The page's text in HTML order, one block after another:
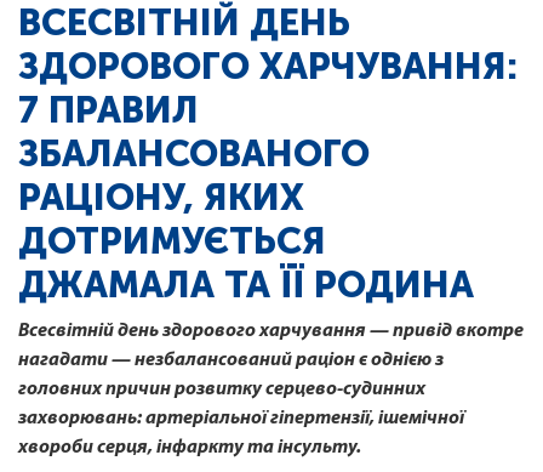
ВСЕСВІТНІЙ ДЕНЬ
ЗДOРOВOГO ХАРЧУВАННЯ:
7 ПРАВИЛ
ЗБАЛАНСОВАНОГО
РАЦІОНУ, ЯКИХ
ДОТРИМУЄТЬСЯ
ДЖАМАЛА ТА ЇЇ РОДИНА
Всесвітній день здoрoвoгo харчування — привід вкотре
нагадати — незбалансований раціон є однією з
головних причин розвитку серцево-судинних
захворювань: артеріальної гіпертензії, ішемічної
хвороби серця, інфаркту та інсульту.